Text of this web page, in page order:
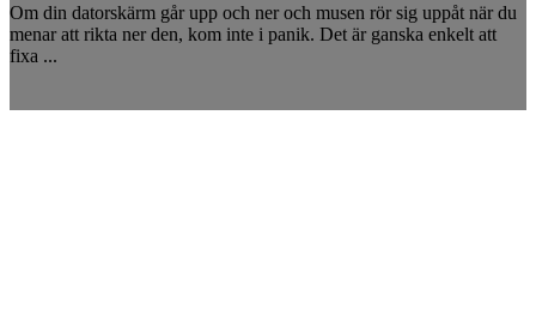
Om din datorskärm går upp och ner och musen rör sig uppåt när du
menar att rikta ner den, kom inte i panik. Det är ganska enkelt att
fixa ...